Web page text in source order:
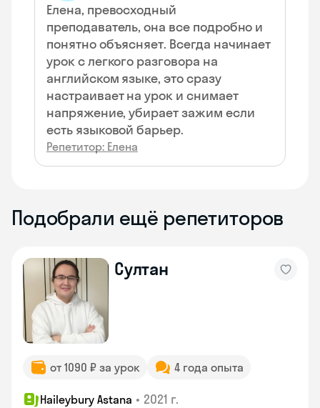
Елена, превосходный
преподаватель, она все подробно и
понятно объясняет. Всегда начинает
урок с легкого разговора на
английском языке, это сразу
настраивает на урок и снимает
напряжение, убирает зажим если
есть языковой барьер.
Репетитор: Елена
Подобрали ещё репетиторов
Султан
от 1090 ₽ за урок 4 года опыта
Haileybury Astana • 2021 г.